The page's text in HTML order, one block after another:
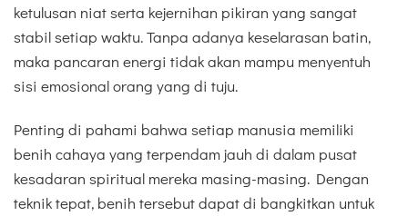
ketulusan niat serta kejernihan pikiran yang sangat
stabil setiap waktu. Tanpa adanya keselarasan batin,
maka pancaran energi tidak akan mampu menyentuh
sisi emosional orang yang di tuju.
Penting di pahami bahwa setiap manusia memiliki
benih cahaya yang terpendam jauh di dalam pusat
kesadaran spiritual mereka masing-masing. Dengan
teknik tepat, benih tersebut dapat di bangkitkan untuk